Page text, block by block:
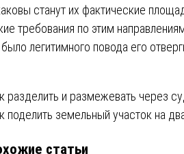
станут их фактические
требования по этим
легитимного повода его
разделить и размежевать через
поделить земельный участок на
статьи